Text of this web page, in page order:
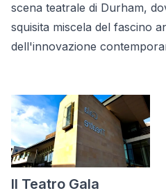
scena teatrale di Durham,
squisita miscela del fascino
dell'innovazione
Il Teatro Gala